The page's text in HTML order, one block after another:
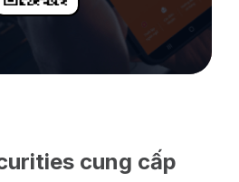
cung cấp